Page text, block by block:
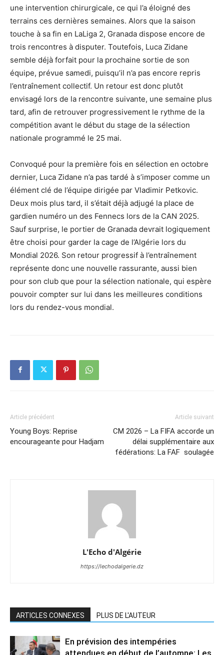
une intervention chirurgicale, ce qui l’a éloigné des
terrains ces dernières semaines. Alors que la saison
touche à sa fin en LaLiga 2, Granada dispose encore de
trois rencontres à disputer. Toutefois, Luca Zidane
semble déjà forfait pour la prochaine sortie de son
équipe, prévue samedi, puisqu’il n’a pas encore repris
l’entraînement collectif. Un retour est donc plutôt
envisagé lors de la rencontre suivante, une semaine plus
tard, afin de retrouver progressivement le rythme de la
compétition avant le début du stage de la sélection
nationale programmé le 25 mai.
Convoqué pour la première fois en sélection en octobre
dernier, Luca Zidane n’a pas tardé à s’imposer comme un
élément clé de l’équipe dirigée par Vladimir Petkovic.
Deux mois plus tard, il s’était déjà adjugé la place de
gardien numéro un des Fennecs lors de la CAN 2025.
Sauf surprise, le portier de Granada devrait logiquement
être choisi pour garder la cage de l’Algérie lors du
Mondial 2026. Son retour progressif à l’entraînement
représente donc une nouvelle rassurante, aussi bien
pour son club que pour la sélection nationale, qui espère
pouvoir compter sur lui dans les meilleures conditions
lors du rendez-vous mondial.
Article précédent
Young Boys: Reprise
encourageante pour Hadjam
Article suivant
CM 2026 – La FIFA accorde un
délai supplémentaire aux
fédérations: La FAF soulagée
L'Echo d'Algérie
https://lechodalgerie.dz
ARTICLES CONNEXES PLUS DE L'AUTEUR
En prévision des intempéries
attendues en début de l’automne: Les